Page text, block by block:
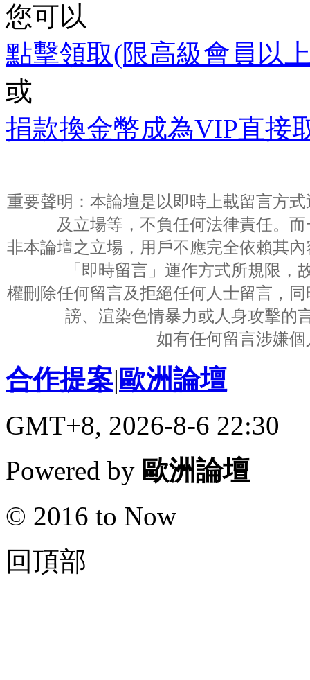
您可以
點擊領取(限高級會員以
或
捐款換金幣成為VIP直接
重要聲明：本論壇是以即時上載留言方
及立場等，不負任何法律責任。
非本論壇之立場，用戶不應完全依賴其
「即時留言」運作方式所規限
權刪除任何留言及拒絕任何人士留言，
謗、渲染色情暴力或人身攻擊的
如有任何留言涉嫌
合作提案|歐洲論壇
GMT+8, 2026-8-6 22:30
Powered by 歐洲論壇
© 2016 to Now
回頂部